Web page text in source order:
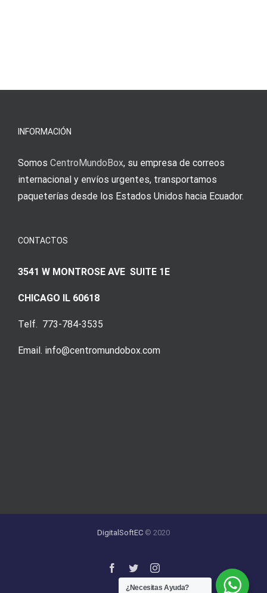
INFORMACIÓN
Somos CentroMundoBox, su empresa de correos
internacional y envíos urgentes, transportamos
paqueterías desde los Estados Unidos hacia Ecuador.
CONTACTOS
3541 W MONTROSE AVE SUITE 1E
CHICAGO IL 60618
Telf. 773-784-3535
Email. info@centromundobox.com
DigitalSoftEC © 2020
¿Necesitas Ayuda?